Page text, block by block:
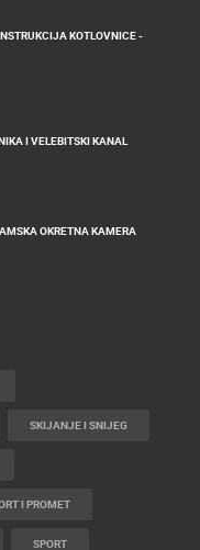
KOTLOVNICE -
I VELEBITSKI KANAL
OKRETNA KAMERA
SKIJANJE I SNIJEG
I PROMET
SPORT